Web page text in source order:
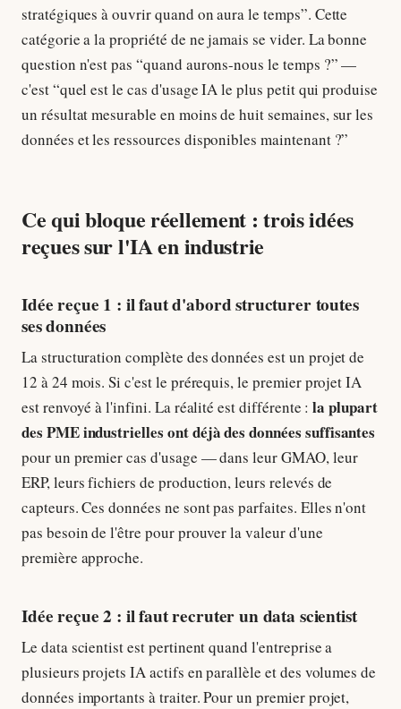
stratégiques à ouvrir quand on aura le temps”. Cette
catégorie a la propriété de ne jamais se vider. La bonne
question n'est pas “quand aurons-nous le temps ?” —
c'est “quel est le cas d'usage IA le plus petit qui produise
un résultat mesurable en moins de huit semaines, sur les
données et les ressources disponibles maintenant ?”
Ce qui bloque réellement : trois idées
reçues sur l'IA en industrie
Idée reçue 1 : il faut d'abord structurer toutes
ses données
La structuration complète des données est un projet de
12 à 24 mois. Si c'est le prérequis, le premier projet IA
est renvoyé à l'infini. La réalité est différente :la plupart
des PME industrielles ont déjà des données suffisantes
pour un premier cas d'usage — dans leur GMAO, leur
ERP, leurs fichiers de production, leurs relevés de
capteurs. Ces données ne sont pas parfaites. Elles n'ont
pas besoin de l'être pour prouver la valeur d'une
première approche.
Idée reçue 2 : il faut recruter un data scientist
Le data scientist est pertinent quand l'entreprise a
plusieurs projets IA actifs en parallèle et des volumes de
données importants à traiter. Pour un premier projet,